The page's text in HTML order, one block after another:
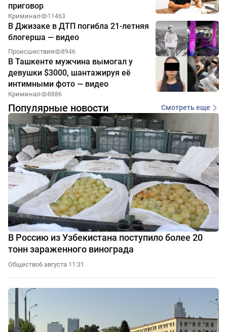
приговор
Криминал 11463
В Джизаке в ДТП погибла 21-летняя
блогерша — видео
Происшествия 8946
В Ташкенте мужчина вымогал у
девушки $3000, шантажируя её
интимными фото — видео
Криминал 8886
Популярные новости Смотреть еще
В Россию из Узбекистана поступило более 20
тонн зараженного винограда
Общество6 августа 11:31